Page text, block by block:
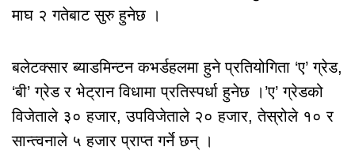
माघ २ गतेबाट सुरु हुनेछ ।
बलेटक्सार ब्याडमिन्टन कभर्डहलमा हुने प्रतियोगिता ‘ए’ ग्रेड,
‘बी’ ग्रेड र भेट्रान विधामा प्रतिस्पर्धा हुनेछ ।’ए’ ग्रेडको
विजेताले ३० हजार, उपविजेताले २० हजार, तेस्रोले १० र
सान्त्वनाले ५ हजार प्राप्त गर्ने छन् ।